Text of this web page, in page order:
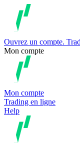
Ouvrez un compte.
Mon compte
Mon compte
Trading en ligne
Help